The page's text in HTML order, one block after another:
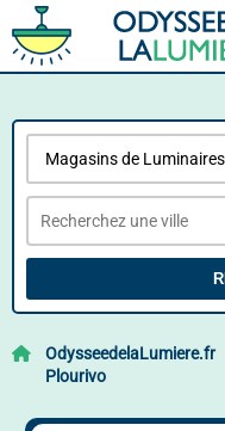
OdysseedelaLumiere.fr
Plourivo